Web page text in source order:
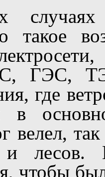
такое
ГЭС,
где
в
велел,
и лесов.
чтобы